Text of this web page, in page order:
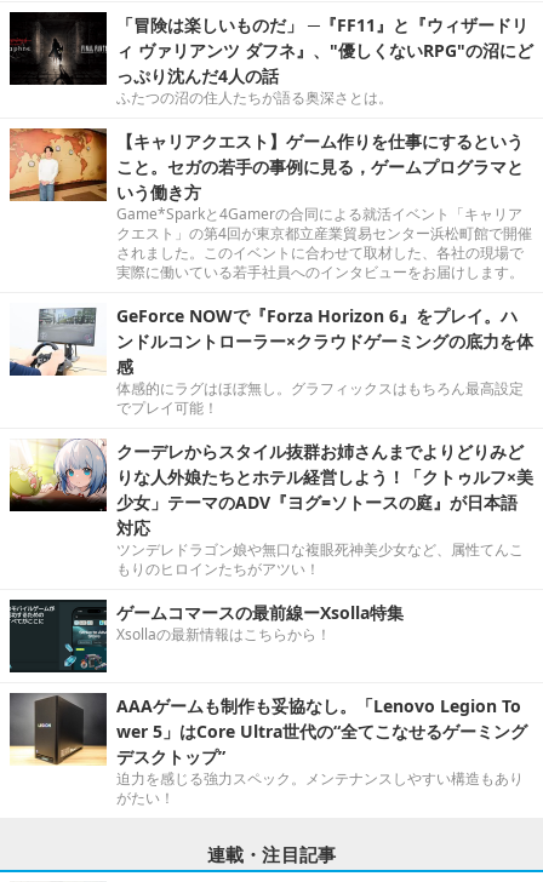
「冒険は楽しいものだ」 ─『FF11』と『ウィザードリ
ィ ヴァリアンツ ダフネ』、"優しくないRPG"の沼にど
っぷり沈んだ4人の話
ふたつの沼の住人たちが語る奥深さとは。
【キャリアクエスト】ゲーム作りを仕事にするという
こと。セガの若手の事例に見る，ゲームプログラマと
いう働き方
Game*Sparkと4Gamerの合同による就活イベント「キャリア
クエスト」の第4回が東京都立産業貿易センター浜松町館で開催
されました。このイベントに合わせて取材した、各社の現場で
実際に働いている若手社員へのインタビューをお届けします。
GeForce NOWで『Forza Horizon 6』をプレイ。ハ
ンドルコントローラー×クラウドゲーミングの底力を体
感
体感的にラグはほぼ無し。グラフィックスはもちろん最高設定
でプレイ可能！
クーデレからスタイル抜群お姉さんまでよりどりみど
りな人外娘たちとホテル経営しよう！「クトゥルフ×美
少女」テーマのADV『ヨグ=ソトースの庭』が日本語
対応
ツンデレドラゴン娘や無口な複眼死神美少女など、属性てんこ
もりのヒロインたちがアツい！
ゲームコマースの最前線ーXsolla特集
Xsollaの最新情報はこちらから！
AAAゲームも制作も妥協なし。「Lenovo Legion To
wer 5」はCore Ultra世代の“全てこなせるゲーミング
デスクトップ”
迫力を感じる強力スペック。メンテナンスしやすい構造もあり
がたい！
連載・注目記事